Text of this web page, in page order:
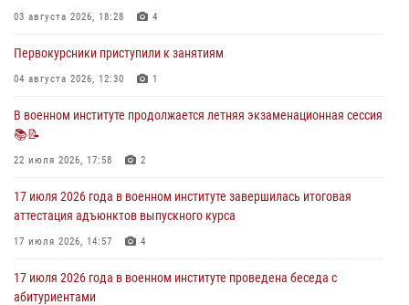
праздничный молебен
В военном институте завершается летняя экзаменационная сессия
27 июля 2026 года в военном институте поощрены курсанты
27 июля 2026, 10:45
03 августа 2026, 18:28 4
Первокурсники приступили к занятиям
04 августа 2026, 12:30 1
В военном институте продолжается летняя экзаменационная сессия
📚📝
22 июля 2026, 17:58 2
17 июля 2026 года в военном институте завершилась итоговая
аттестация адъюнктов выпускного курса
17 июля 2026, 14:57 4
17 июля 2026 года в военном институте проведена беседа с
абитуриентами